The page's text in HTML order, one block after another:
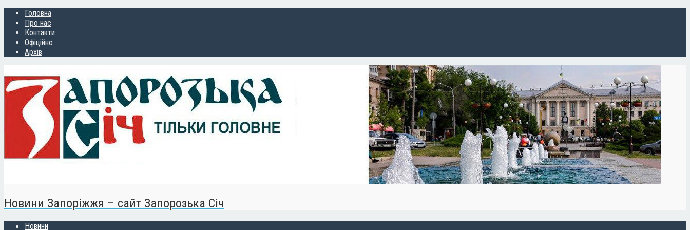
Головна
Про нас
Контакти
Офіційно
Архів
Новини Запоріжжя – сайт Запорозька Січ
Новини